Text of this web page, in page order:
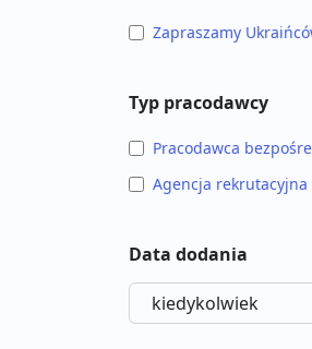
Zapraszamy
Typ pracodawcy
Pracodawca
Agencja rekrutacyjna
Data dodania